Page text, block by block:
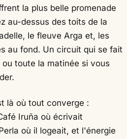
la plus belle promenade
au-dessus des toits de la
le fleuve Arga et, les
au fond. Un circuit qui se fait
toute la matinée si vous
là où tout converge :
Iruña où écrivait
où il logeait, et l'énergie